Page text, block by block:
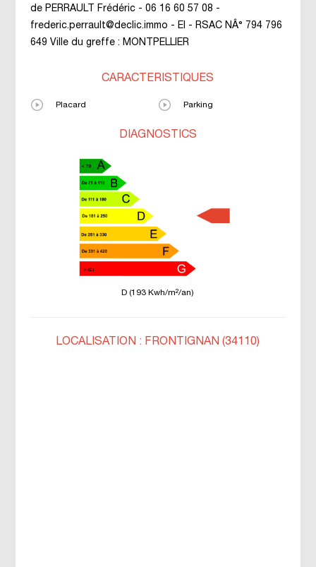
de PERRAULT Frédéric - 06 16 60 57 08 -
frederic.perrault@declic.immo - EI - RSAC NÂ° 794 796
649 Ville du greffe : MONTPELLIER
CARACTÉRISTIQUES
Placard Parking
DIAGNOSTICS
D (193 Kwh/m²/an)
LOCALISATION : FRONTIGNAN (34110)